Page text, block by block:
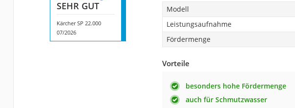
SEHR GUT
Kärcher SP 22.000
07/2026
Modell
Leistungsaufnahme
Fördermenge
Vorteile
besonders hohe Fördermenge
auch für Schmutzwasser